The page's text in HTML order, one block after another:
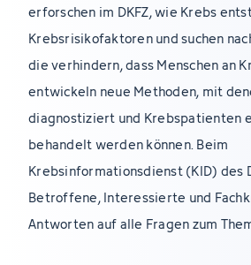
erforschen im DKFZ, wie Krebs
Krebsrisikofaktoren und suchen
die verhindern, dass Menschen an
entwickeln neue Methoden, mit
diagnostiziert und Krebspatienten
behandelt werden können. Beim
Krebsinformationsdienst (KID) des
Betroffene, Interessierte und
Antworten auf alle Fragen zum